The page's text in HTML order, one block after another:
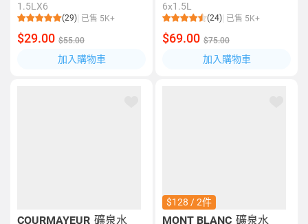
1.5LX6
(29) 已售 5K+
$29.00 $55.00
加入購物車
6x1.5L
(24) 已售 5K+
$69.00 $75.00
加入購物車
COURMAYEUR 礦泉水
$128 / 2件
MONT BLANC 礦泉水